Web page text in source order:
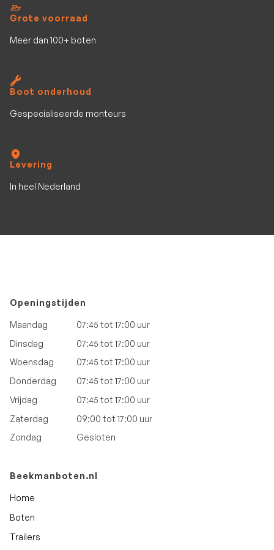
Grote voorraad
Meer dan 100+ boten
Boot onderhoud
Gespecialiseerde monteurs
Levering
In heel Nederland
Openingstijden
Maandag
07:45 tot 17:00 uur
Dinsdag
07:45 tot 17:00 uur
Woensdag
07:45 tot 17:00 uur
Donderdag
07:45 tot 17:00 uur
Vrijdag
07:45 tot 17:00 uur
Zaterdag
09:00 tot 17:00 uur
Zondag
Gesloten
Beekmanboten.nl
Home
Boten
Trailers